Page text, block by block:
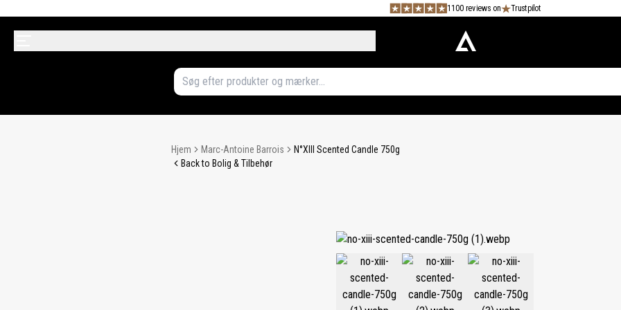
1100 reviews on Trustpilot
Hjem Marc-Antoine Barrois
N°XIII Scented Candle 750g
Back to Bolig & Tilbehør